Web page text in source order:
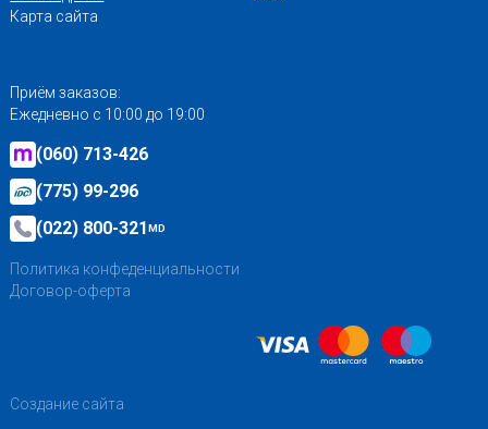
Карта сайта
Приём заказов:
Ежедневно с 10:00 до 19:00
(060) 713-426
(775) 99-296
(022) 800-321MD
Политика конфеденциальности
Договор-оферта
Создание сайта